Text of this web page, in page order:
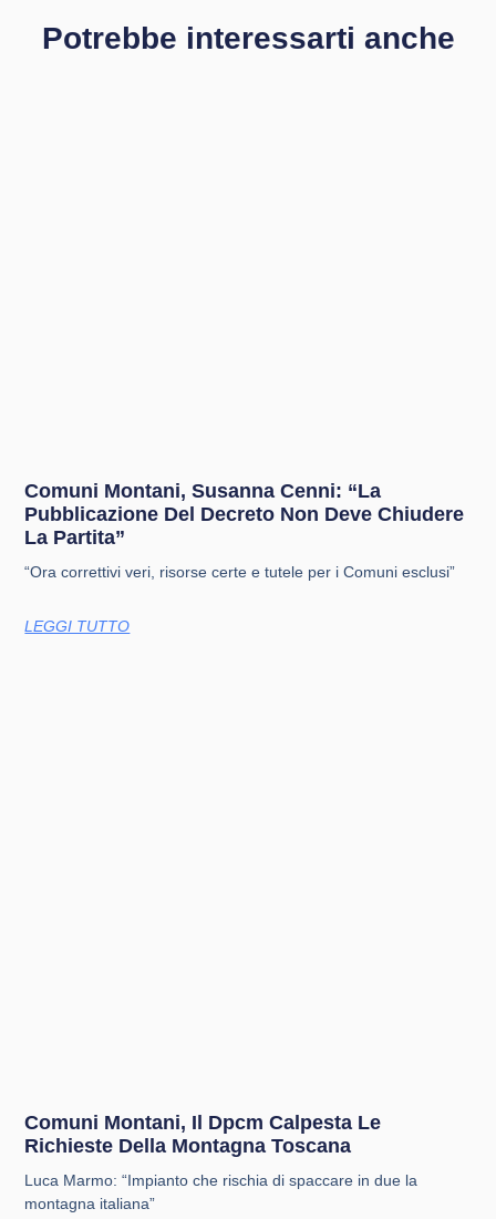
Potrebbe interessarti anche
Comuni Montani, Susanna Cenni: “La
Pubblicazione Del Decreto Non Deve Chiudere
La Partita”
“Ora correttivi veri, risorse certe e tutele per i Comuni esclusi”
LEGGI TUTTO
Comuni Montani, Il Dpcm Calpesta Le
Richieste Della Montagna Toscana
Luca Marmo: “Impianto che rischia di spaccare in due la
montagna italiana”